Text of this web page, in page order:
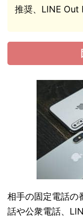
推奨、LINE Out
相手の固定電話の
話や公衆電話、